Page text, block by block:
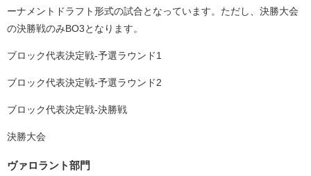
ーナメントドラフト形式の試合となっています。ただし、決勝大会
の決勝戦のみBO3となります。
ブロック代表決定戦-予選ラウンド1
ブロック代表決定戦-予選ラウンド2
ブロック代表決定戦-決勝戦
決勝⼤会
ヴァロラント部門